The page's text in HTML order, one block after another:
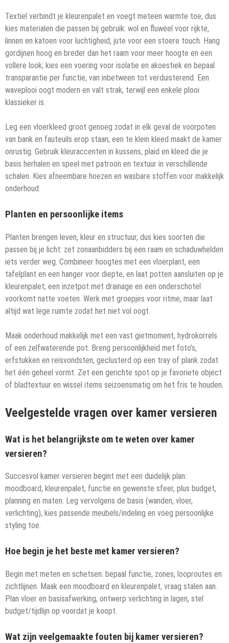
Textiel verbindt je kleurenpalet en voegt meteen warmte toe, dus
kies materialen die passen bij gebruik: wol en fluweel voor rijkte,
linnen en katoen voor luchtigheid, jute voor een stoere touch. Hang
gordijnen hoog en breder dan het raam voor meer hoogte en een
vollere look; kies een voering voor isolatie en akoestiek en bepaal
transparantie per functie, van inbetween tot verduisterend. Een
waveplooi oogt modern en valt strak, terwijl een enkele plooi
klassieker is.
Leg een vloerkleed groot genoeg zodat in elk geval de voorpoten
van bank en fauteuils erop staan; een te klein kleed maakt de kamer
onrustig. Gebruik kleuraccenten in kussens, plaid en kleed die je
basis herhalen en speel met patroon en textuur in verschillende
schalen. Kies afneembare hoezen en wasbare stoffen voor makkelijk
onderhoud.
Planten en persoonlijke items
Planten brengen leven, kleur en structuur, dus kies soorten die
passen bij je licht: zet zonaanbidders bij een raam en schaduwhelden
iets verder weg. Combineer hoogtes met een vloerplant, een
tafelplant en een hanger voor diepte, en laat potten aansluiten op je
kleurenpalet; een inzetpot met drainage en een onderschotel
voorkomt natte voeten. Werk met groepjes voor ritme, maar laat
altijd wat lege ruimte zodat het niet vol oogt.
Maak onderhoud makkelijk met een vast gietmoment, hydrokorrels
of een zelfwaterende pot. Breng persoonlijkheid met foto’s,
erfstukken en reisvondsten, geclusterd op een tray of plank zodat
het één geheel vormt. Zet een gerichte spot op je favoriete object
of bladtextuur en wissel items seizoensmatig om het fris te houden.
Veelgestelde vragen over kamer versieren
Wat is het belangrijkste om te weten over kamer
versieren?
Succesvol kamer versieren begint met een duidelijk plan:
moodboard, kleurenpalet, functie en gewenste sfeer, plus budget,
planning en maten. Leg vervolgens de basis (wanden, vloer,
verlichting), kies passende meubels/indeling en voeg persoonlijke
styling toe.
Hoe begin je het beste met kamer versieren?
Begin met meten en schetsen: bepaal functie, zones, looproutes en
zichtlijnen. Maak een moodboard en kleurenpalet, vraag stalen aan.
Plan vloer en basisafwerking, ontwerp verlichting in lagen, stel
budget/tijdlijn op voordat je koopt.
Wat zijn veelgemaakte fouten bij kamer versieren?